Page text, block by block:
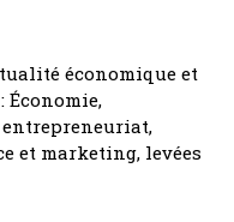
économique et
Économie,
et marketing, levées